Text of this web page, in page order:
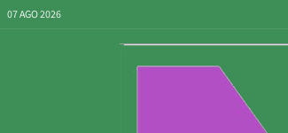
07 AGO 2026